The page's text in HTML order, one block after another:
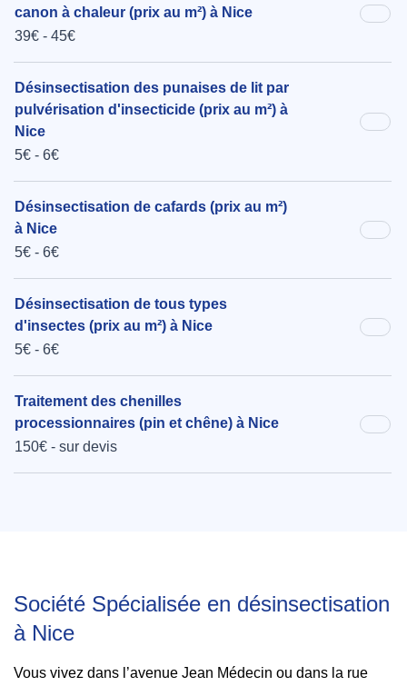
canon à chaleur (prix au m²) à Nice
39€ - 45€
Désinsectisation des punaises de lit par
pulvérisation d'insecticide (prix au m²) à
Nice
5€ - 6€
Désinsectisation de cafards (prix au m²)
à Nice
5€ - 6€
Désinsectisation de tous types
d'insectes (prix au m²) à Nice
5€ - 6€
Traitement des chenilles
processionnaires (pin et chêne) à Nice
150€ - sur devis
Société Spécialisée en désinsectisation
à Nice
Vous vivez dans l’avenue Jean Médecin ou dans la rue